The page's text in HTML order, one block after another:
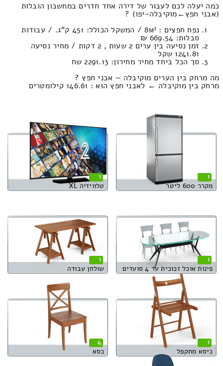
כמה יעלה לכם לעבור של דירה אחד חדרים במחשבון הובלות
(אבני חפץ‎←‏מוקיבלה-יפו) ?
נפח חפצים : 8м³ / המשקל הכולל: 451 ק”ג. / עבודות
סבלות: 669.54 ₪
זמן נסיעה בין ערים 2 שעות , 2 דקות / מחיר נסיעה
1241.81 שקל
סך הכל ביחד מחיר מחירון: 2291.13 שח
מה מרחק בין הערים מוקיבלה — אבני חפץ ?
מרחק בין מוקיבלה ← לאבני חפץ הוא : 146.61 קילומטרים
1
מקרר 600 ליטר
1
טלוויזיה XL
1
פינות אוכל זכוכית עד 4 סועדים
1
שולחן עבודה
1
כיסא מתקפל
4
כסא